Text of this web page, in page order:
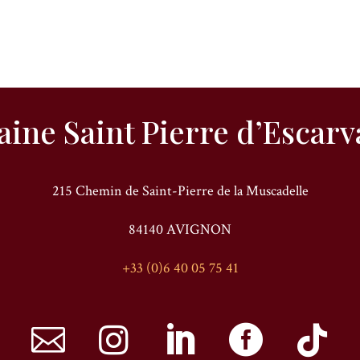
Saint Pierre
215 Chemin de Saint-Pierre de la Muscadelle
84140 AVIGNON
+33 (0)6 40 05 75 41
    